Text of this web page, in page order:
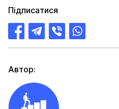
Підписатися
Автор: